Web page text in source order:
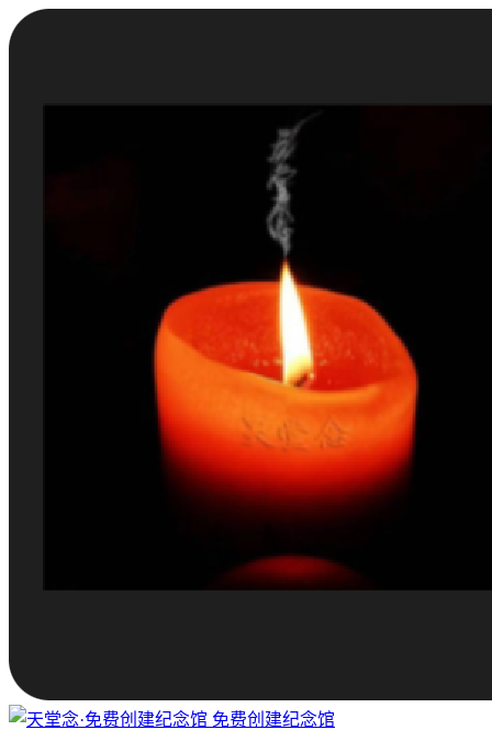
免费创建纪念馆